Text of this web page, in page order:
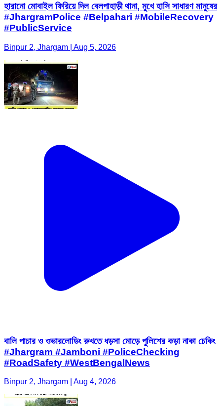
হারানো মোবাইল ফিরিয়ে দিল বেলপাহাড়ী থানা, মুখে হাসি সাধারণ মানুষের
#JhargramPolice #Belpahari #MobileRecovery
#PublicService
Binpur 2, Jhargam | Aug 5, 2026
বালি পাচার ও ওভারলোডিং রুখতে ধড়সা মোড়ে পুলিশের কড়া নাকা চেকিং
#Jhargram #Jamboni #PoliceChecking
#RoadSafety #WestBengalNews
Binpur 2, Jhargam | Aug 4, 2026